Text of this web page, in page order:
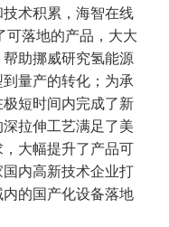
术积累，海智在线
可落地的产品，大大
助挪威研究氢能源
量产的转化；为承
短时间内完成了新
拉伸工艺满足了美
大幅提升了产品可
内高新技术企业打
的国产化设备落地